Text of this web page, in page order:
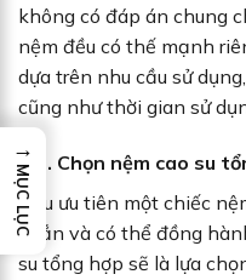
không có đáp án chung
nệm đều có thế mạnh
dựa trên nhu cầu sử
cũng như thời gian sử
4.1. Chọn nệm cao su
Nếu ưu tiên một chiếc
chắn và có thể đồng
su tổng hợp sẽ là lựa
→
MỤC LỤC